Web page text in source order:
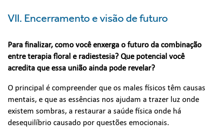
VII. Encerramento e visão de futuro
Para finalizar, como você enxerga o futuro da combinação
entre terapia floral e radiestesia? Que potencial você
acredita que essa união ainda pode revelar?
O principal é compreender que os males físicos têm causas
mentais, e que as essências nos ajudam a trazer luz onde
existem sombras, a restaurar a saúde física onde há
desequilíbrio causado por questões emocionais.